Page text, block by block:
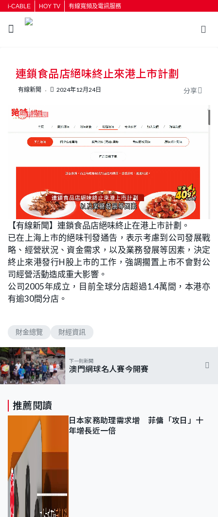
i-CABLE HOY TV 有線寬頻及電訊服務
按輸入鍵開始搜尋
連鎖食品店絕味終止來港上市計劃
有線新聞 2024年12月24日 分享
U
n
m
u
e
L
o
a
d
e
d
:
7
5
.
0
0
%
【有線新聞】連鎖食品店絕味終止在港上市計劃。
已在上海上市的絕味刊發通告，表示考慮到公司發展戰
略、經營狀況、資金需求，以及業務發展等因素，決定
終止來港發行H股上市的工作，強調擱置上市不會對公
司經營活動造成重大影響。
公司2005年成立，目前全球分店超過1.4萬間，本港亦
有逾30間分店。
財金總覽 財經資訊
下一則新聞
澳門網球名人賽今開賽
推薦閱讀
日本家務助理需求增 菲傭「攻日」十
年增長近一倍